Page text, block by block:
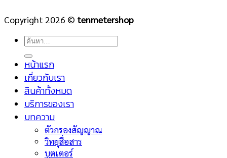
Copyright 2026 © tenmetershop
ค้นหา:
หน้าแรก
เกี่ยวกับเรา
สินค้าทั้งหมด
บริการของเรา
บทความ
ตัวกรองสัญญาณ
วิทยุสื่อสาร
บูตเตอร์